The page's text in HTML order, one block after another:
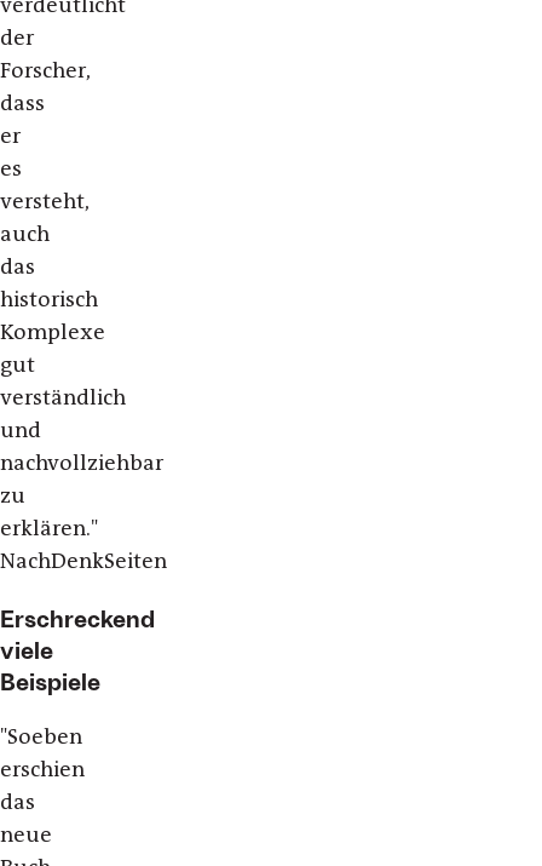
der
Forscher,
dass
er
es
versteht,
auch
das
historisch
Komplexe
gut
verständlich
und
nachvollziehbar
zu
erklären."
NachDenkSeiten
Erschreckend
viele
Beispiele
"Soeben
erschien
das
neue